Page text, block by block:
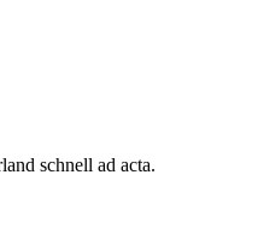
schnell ad acta.